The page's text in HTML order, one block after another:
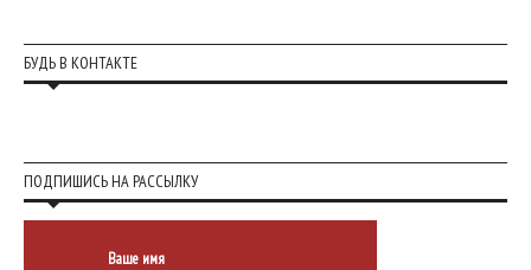
БУДЬ В КОНТАКТЕ
ПОДПИШИСЬ НА РАССЫЛКУ
Ваше имя